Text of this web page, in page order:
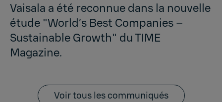
Vaisala a été reconnue dans la nouvelle
étude "World’s Best Companies –
Sustainable Growth" du TIME
Magazine.
Voir tous les communiqués